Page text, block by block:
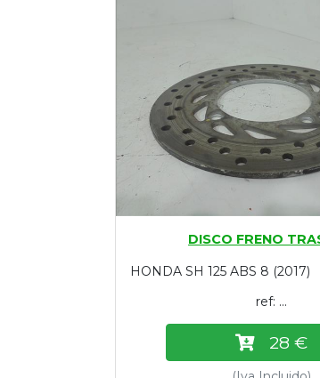
DISCO FRENO
HONDA SH 125 ABS 8 (2017)
ref: ...
28 €